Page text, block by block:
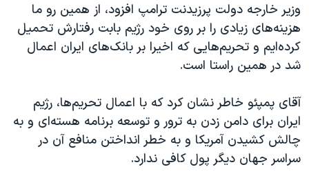
سفر پرزیدنت ترامپ به چین
وزیر خارجه دولت پرزیدنت ترامپ افزود، از همین رو ما
هزینه‌های زیادی را بر روی خود رژیم بابت رفتارش تحمیل
کرده‌ایم و تحریم‌هایی که اخیرا بر بانک‌های ایران اعمال
شد در همین راستا است.
آقای پمپئو خاطر نشان کرد که با اعمال تحریم‌ها، رژیم
ایران برای دامن زدن به ترور و توسعه برنامه هسته‌ای و به
چالش کشیدن آمریکا و به خطر انداختن منافع آن در
سراسر جهان دیگر پول کافی ندارد.